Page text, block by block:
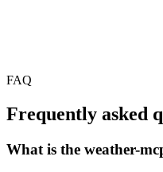
FAQ
Frequently asked
What is the weather-